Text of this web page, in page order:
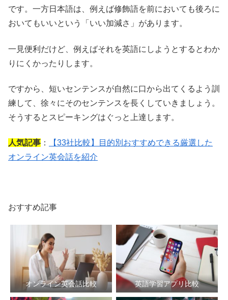
です。一方日本語は、例えば修飾語を前においても後ろに
おいてもいいという「いい加減さ」があります。
一見便利だけど、例えばそれを英語にしようとするとわか
りにくかったりします。
ですから、短いセンテンスが自然に口から出てくるよう訓
練して、徐々にそのセンテンスを長くしていきましょう。
そうするとスピーキングはぐっと上達します。
人気記事 ：
【33社比較】目的別おすすめできる厳選した
オンライン英会話を紹介
おすすめ記事
オンライン英会話比較 英語学習アプリ比較